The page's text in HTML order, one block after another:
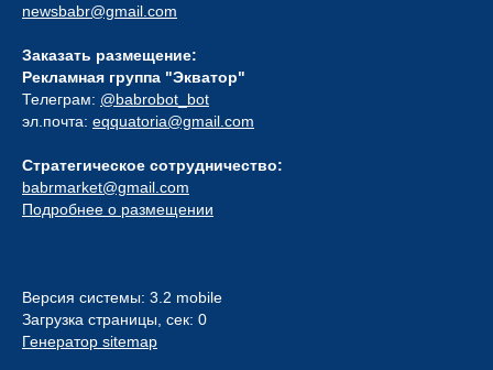
newsbabr@gmail.com
Заказать размещение:
Рекламная группа "Экватор"
Телеграм: @babrobot_bot
эл.почта: eqquatoria@gmail.com
Стратегическое сотрудничество:
babrmarket@gmail.com
Подробнее о размещении
Версия системы: 3.2 mobile
Загрузка страницы, сек: 0
Генератор sitemap